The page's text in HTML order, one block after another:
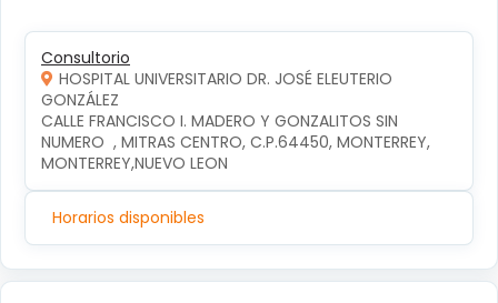
Consultorio
HOSPITAL UNIVERSITARIO DR. JOSÉ ELEUTERIO
GONZÁLEZ
CALLE FRANCISCO I. MADERO Y GONZALITOS SIN
NUMERO  , MITRAS CENTRO, C.P.64450, MONTERREY,
MONTERREY,NUEVO LEON
Horarios disponibles